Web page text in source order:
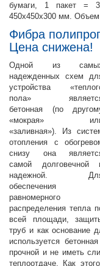
бумаги, 1 пакет =
450x450x300 мм. Объем
Фибра
Цена снижена!
Одной из
надежденных схем
устройства
пола»
бетонная (по
«мокрая»
«заливная»). Из
отопления с
снизу она
самой долговечной
надежной.
обеспечения
равномерного
распределения тепла
всей площади,
труб и как основание
используется
прочной и не иметь
теплоотдаче. Как